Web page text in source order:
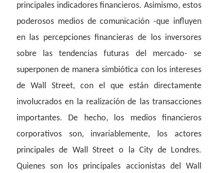
principales indicadores financieros. Asimismo, estos
poderosos medios de comunicación -que influyen
en las percepciones financieras de los inversores
sobre las tendencias futuras del mercado- se
superponen de manera simbiótica con los intereses
de Wall Street, con el que están directamente
involucrados en la realización de las transacciones
importantes. De hecho, los medios financieros
corporativos son, invariablemente, los actores
principales de Wall Street o la City de Londres.
Quienes son los principales accionistas del Wall